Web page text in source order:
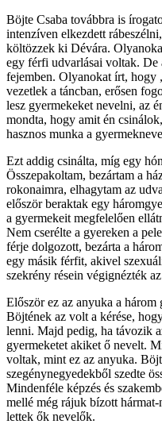
Böjte Csaba továbbra is
intenzíven elkezdett
költözzek ki Dévára.
egy férfi udvarlásai voltak. De
fejemben. Olyanokat írt, hogy
vezetlek a táncban, erősen
lesz gyermekeket nevelni, az
mondta, hogy amit én
hasznos munka a
Ezt addig csinálta, míg egy
Összepakoltam, bezártam a
rokonaimra, elhagytam az
először beraktak egy
a gyermekeit megfelelően
Nem cserélte a gyereken a
férje dolgozott, bezárta a
egy másik férfit, akivel
szekrény résein végignézték az
Először ez az anyuka a
Böjtének az volt a kérése,
lenni. Majd pedig, ha távozik
gyermeketet akiket ő nevelt.
voltak, mint ez az anyuka.
szegénynegyedekből szedte
Mindenféle képzés és
mellé még rájuk bízott
lettek ők nevelők.